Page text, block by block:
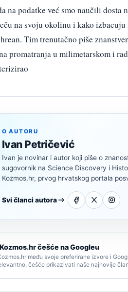
na podatke već smo naučili
na svoju okolinu i kako
Tim trenutačno piše
promatranja u milimetarskom i
O AUTORU
Ivan Petričević
Ivan je novinar i autor koji piše o
sugovornik na Science Discovery i
Kozmos.hr, prvog hrvatskog portala
Svi članci autora
češće na Googleu
među svoje preferirane izvore i
češće prikazivati naše najnovije